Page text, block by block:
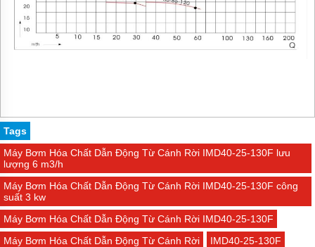
Tags
Máy Bơm Hóa Chất Dẫn Động Từ Cánh Rời IMD40-25-130F lưu
lượng 6 m3/h
Máy Bơm Hóa Chất Dẫn Động Từ Cánh Rời IMD40-25-130F công
suất 3 kw
Máy Bơm Hóa Chất Dẫn Động Từ Cánh Rời IMD40-25-130F
Máy Bơm Hóa Chất Dẫn Động Từ Cánh Rời
IMD40-25-130F